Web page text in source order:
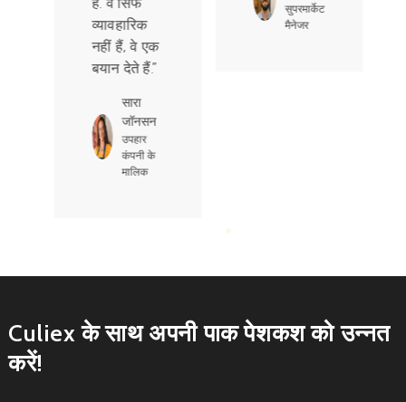
व्यावहारिक
नहीं हैं, वे एक
बयान देते हैं.”
सारा
जॉनसन
उपहार
कंपनी के
मालिक
सुपरमार्केट
मैनेजर
Culiex के साथ अपनी पाक पेशकश को उन्नत
करें!